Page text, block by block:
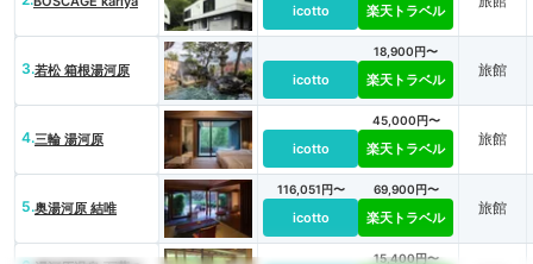
icotto 楽天トラベル
3.若松 箱根湯河原
icotto
18,900円〜
楽天トラベル
旅館
4.三輪 湯河原
icotto
45,000円〜
楽天トラベル
旅館
5.奥湯河原 結唯
116,051円〜
icotto
69,900円〜
楽天トラベル
旅館
15,400円〜